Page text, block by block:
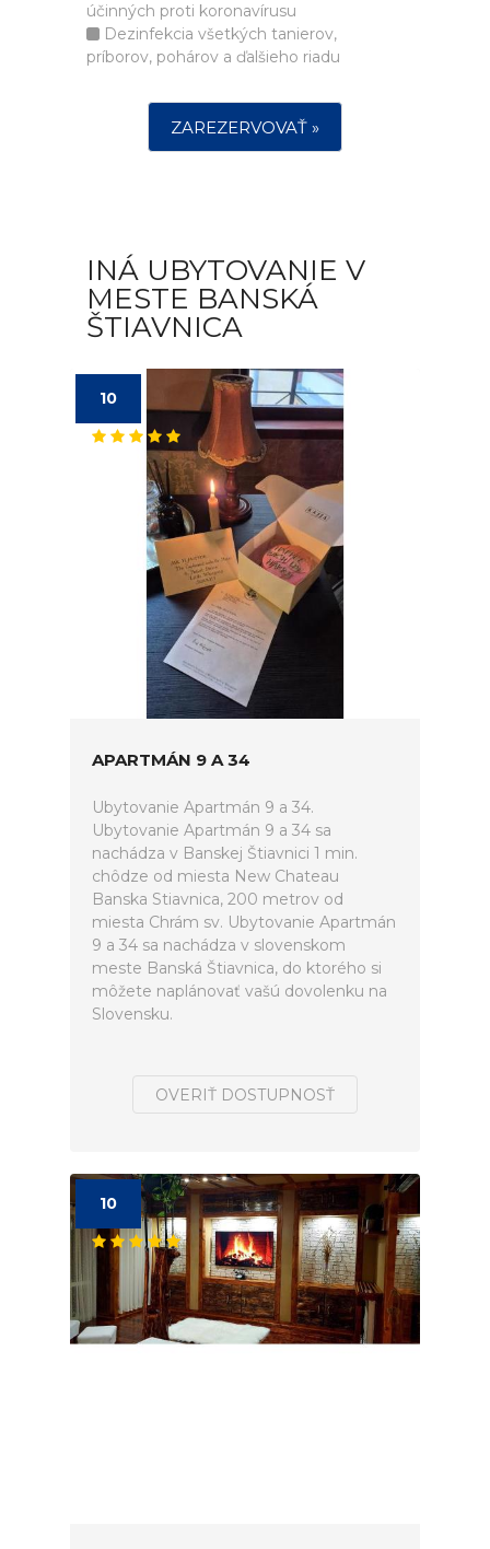
účinných proti koronavírusu
Dezinfekcia všetkých tanierov,
príborov, pohárov a ďalšieho riadu
ZAREZERVOVAŤ »
INÁ UBYTOVANIE V
MESTE BANSKÁ
ŠTIAVNICA
10
APARTMÁN 9 A 34
Ubytovanie Apartmán 9 a 34.
Ubytovanie Apartmán 9 a 34 sa
nachádza v Banskej Štiavnici 1 min.
chôdze od miesta New Chateau
Banska Stiavnica, 200 metrov od
miesta Chrám sv. Ubytovanie Apartmán
9 a 34 sa nachádza v slovenskom
meste Banská Štiavnica, do ktorého si
môžete naplánovať vašú dovolenku na
Slovensku.
OVERIŤ DOSTUPNOSŤ
10